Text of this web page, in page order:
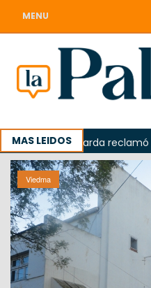
MENU
MAS LEIDOS
Odarda reclamó la
Viedma